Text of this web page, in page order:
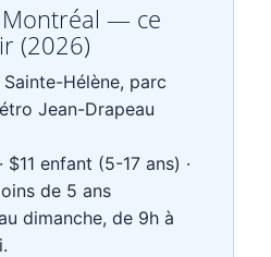
— ce
(2026)
Sainte-Hélène, parc
Jean-Drapeau
$11 enfant (5-17 ans) ·
de 5 ans
dimanche, de 9h à